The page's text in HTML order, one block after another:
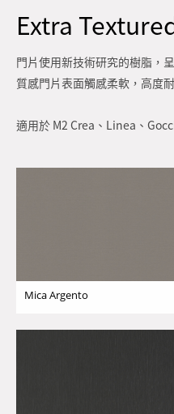
Extra
門片使用新技術研究的樹脂，
質感門片表面觸感柔軟，高度
適用於 M2 Crea、Linea、
Mica Argento